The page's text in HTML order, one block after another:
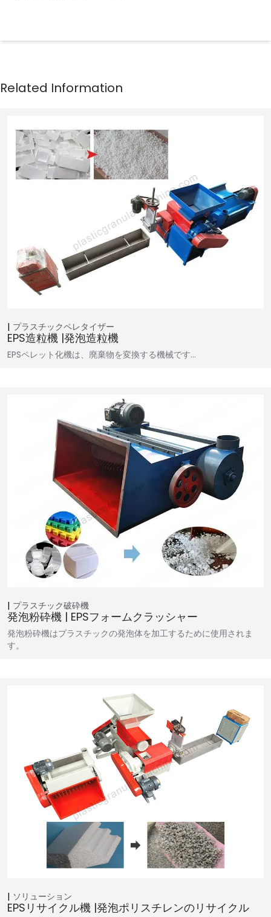
プラスチックペレタイザー
EPS造粒機 |発泡造粒機
EPSペレット化機は、廃棄物を変換する機械です…
プラスチック破砕機
発泡粉砕機 | EPSフォームクラッシャー
発泡粉砕機はプラスチックの発泡体を加工するために使用されま
す。
ソリューション
EPSリサイクル機 |発泡ポリスチレンのリサイクル